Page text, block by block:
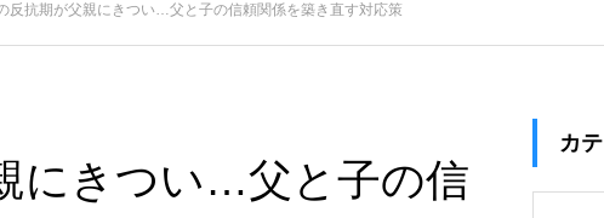
反抗期が父親にきつい…父と子の信頼関係を築き直す対応策
にきつい…父と子の信
カ